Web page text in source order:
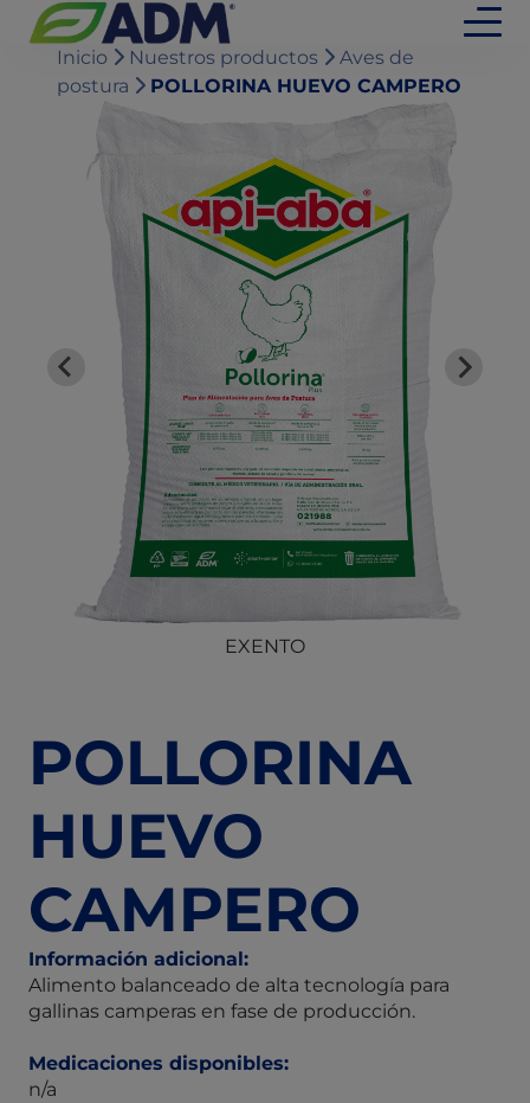
Inicio Nuestros productos
Aves de
postura
POLLORINA HUEVO CAMPERO
EXENTO
POLLORINA
HUEVO
CAMPERO
Información adicional:
Alimento balanceado de alta tecnología para
gallinas camperas en fase de producción.
Medicaciones disponibles:
n/a